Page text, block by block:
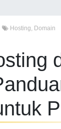
Hosting, Domain